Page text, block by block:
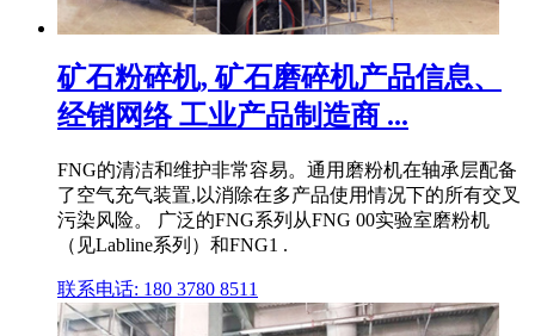
矿石粉碎机, 矿石磨碎机产品信息、
经销网络 工业产品制造商 ...
FNG的清洁和维护非常容易。通用磨粉机在轴承层配备
了空气充气装置,以消除在多产品使用情况下的所有交叉
污染风险。 广泛的FNG系列从FNG 00实验室磨粉机
（见Labline系列）和FNG1 .
联系电话: 180 3780 8511